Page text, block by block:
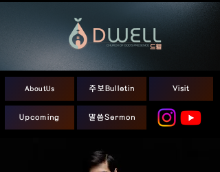
AboutUs
Upcoming 말씀Sermon
Visit
주보Bulletin